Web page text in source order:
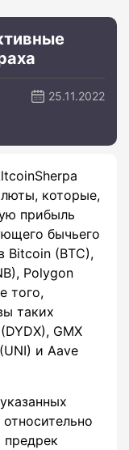
25.11.2022
которые,
прибыль
бычьего
Bitcoin (BTC),
Polygon
того,
таких
GMX
и Aave
предрек